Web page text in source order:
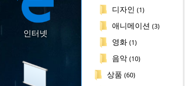
인터넷 방명록
디자인 (1)
애니메이션 (3)
영화 (1)
음악 (10)
상품 (60)